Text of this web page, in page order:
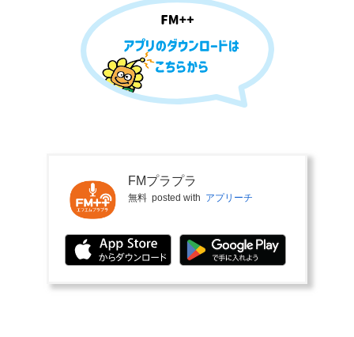
FMプラプラ
無料 posted with アプリーチ